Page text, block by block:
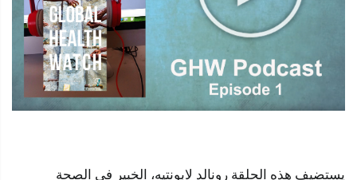
من
أمراض
ما
الجائحة
يستضيف هذه الحلقة رونالد لابونتيه، الخبير في الصحة